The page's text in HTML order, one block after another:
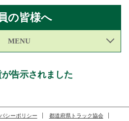
の皆様へ
MENU
告示されました
シーポリシー
都道府県トラック協会